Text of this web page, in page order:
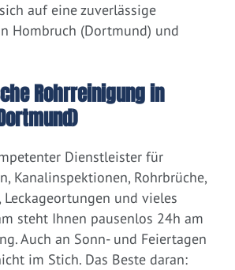
auf eine zuverlässige
Hombruch (Dortmund) und
Rohrreinigung in
Dienstleister für
Kanalinspektionen, Rohrbrüche,
Leckageortungen und vieles
steht Ihnen pausenlos 24h am
Auch an Sonn- und Feiertagen
im Stich. Das Beste daran: